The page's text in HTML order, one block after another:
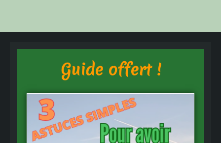
Guide offert !